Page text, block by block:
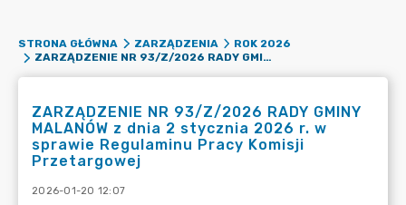
STRONA GŁÓWNA ZARZĄDZENIA
ROK 2026
ZARZĄDZENIE NR 93/Z/2026 RADY GMINY MALANÓW Z DNIA 2 STYCZNIA 2026 R. W SPRAWIE REGULAMINU PRACY KOMISJI PRZETARGOWEJ
ZARZĄDZENIE NR 93/Z/2026 RADY GMINY
MALANÓW z dnia 2 stycznia 2026 r. w
sprawie Regulaminu Pracy Komisji
Przetargowej
2026-01-20 12:07